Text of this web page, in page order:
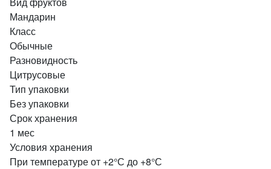
Мандарин
Класс
Обычные
Разновидность
Цитрусовые
Тип упаковки
Без упаковки
Срок хранения
1 мес
Условия хранения
При температуре от +2°С до +8°С